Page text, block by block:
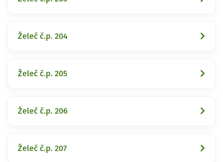
Želeč č.p. 204
Želeč č.p. 205
Želeč č.p. 206
Želeč č.p. 207